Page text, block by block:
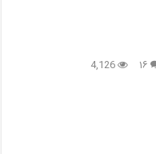
۱۶ 4,126